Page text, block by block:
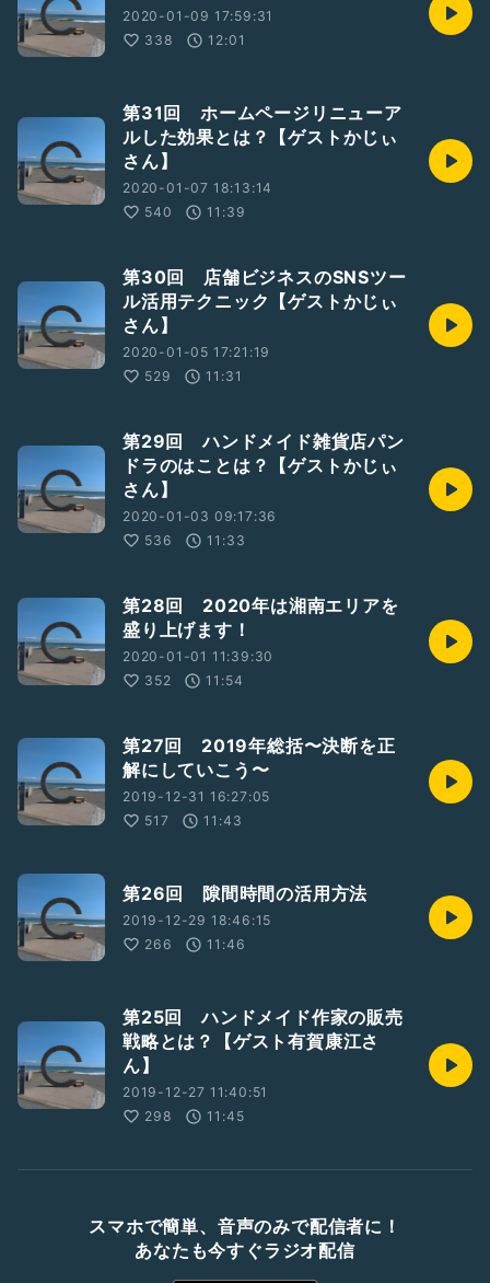
2020-01-09 17:59:31
338
12:01
第31回 ホームページリニューア
ルした効果とは？【ゲストかじぃ
さん】
2020-01-07 18:13:14
540
11:39
第30回 店舗ビジネスのSNSツー
ル活用テクニック【ゲストかじぃ
さん】
2020-01-05 17:21:19
529
11:31
第29回 ハンドメイド雑貨店パン
ドラのはことは？【ゲストかじぃ
さん】
2020-01-03 09:17:36
536
11:33
第28回 2020年は湘南エリアを
盛り上げます！
2020-01-01 11:39:30
352
11:54
第27回 2019年総括〜決断を正
解にしていこう〜
2019-12-31 16:27:05
517
11:43
第26回 隙間時間の活用方法
2019-12-29 18:46:15
266
11:46
第25回 ハンドメイド作家の販売
戦略とは？【ゲスト有賀康江さ
ん】
2019-12-27 11:40:51
298
11:45
スマホで簡単、音声のみで配信者に！
あなたも今すぐラジオ配信